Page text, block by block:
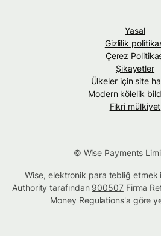
Yasal
Gizlilik
Çerez
Şikayetler
Ülkeler için site
Modern kölelik
Fikri mülkiyet
© Wise Payments
Wise, elektronik para tebliğ etmek
Authority tarafından 900507Firma
Money Regulations'a göre